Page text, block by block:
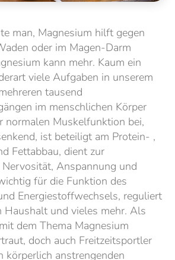
man, Magnesium hilft gegen
oder im Magen-Darm
kann mehr. Kaum ein
viele Aufgaben in unserem
tausend
im menschlichen Körper
normalen Muskelfunktion bei,
ist beteiligt am Protein- ,
Fettabbau, dient zur
Anspannung und
für die Funktion des
Energiestoffwechsels, reguliert
Haushalt und vieles mehr. Als
dem Thema Magnesium
doch auch Freitzeitsportler
körperlich anstrengenden